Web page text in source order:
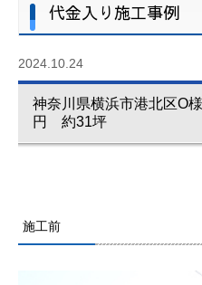
代金入り施工事例
2024.10.24
神奈川県横浜市港北区
円 約31坪
施工前